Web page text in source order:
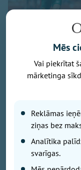
Publicitātes foto
Augusta pirmajā
Ogres sportists
400 metru
triumfēt jauktajā
Mēs
Vai piekrītat
mārketinga
Reklāmas
ziņas bez
Analītika
svarīgas.